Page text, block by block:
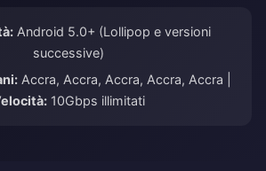
Android 5.0+ (Lollipop e versioni
successive)
Accra, Accra, Accra, Accra, Accra |
10Gbps illimitati